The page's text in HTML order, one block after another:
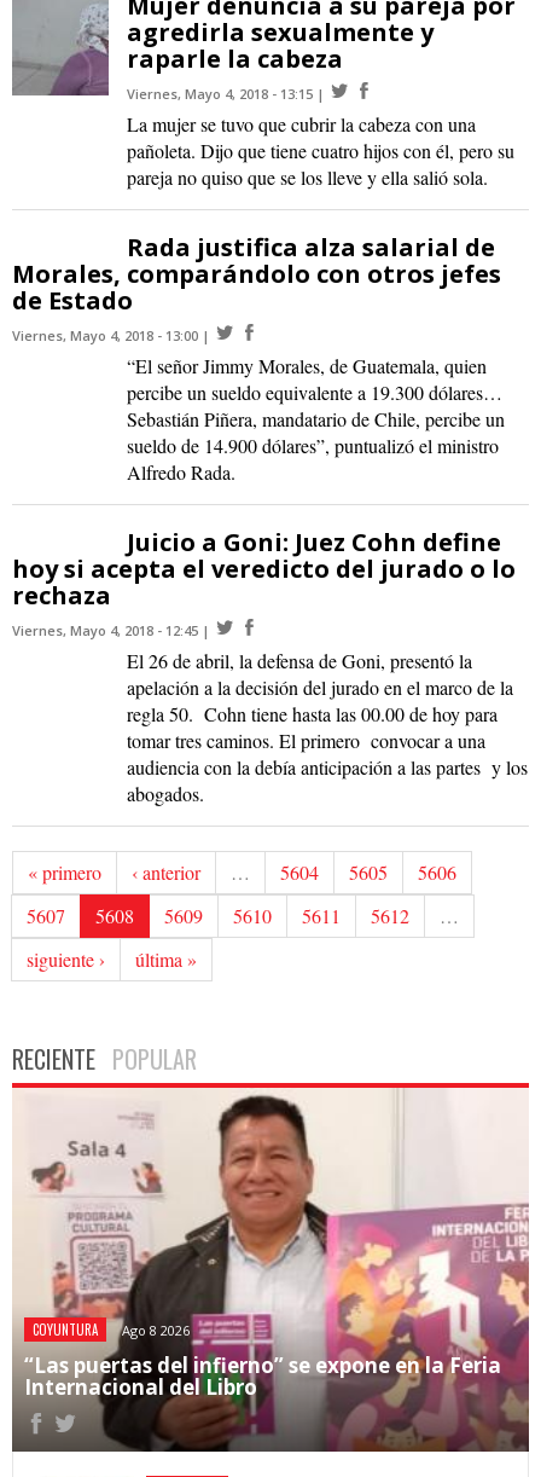
agredirla sexualmente y
raparle la cabeza
Viernes, Mayo 4, 2018 - 13:15
La mujer se tuvo que cubrir la cabeza con una
pañoleta. Dijo que tiene cuatro hijos con él, pero su
pareja no quiso que se los lleve y ella salió sola.
Rada justifica alza salarial de
Morales, comparándolo con otros jefes
de Estado
Viernes, Mayo 4, 2018 - 13:00
“El señor Jimmy Morales, de Guatemala, quien
percibe un sueldo equivalente a 19.300 dólares…
Sebastián Piñera, mandatario de Chile, percibe un
sueldo de 14.900 dólares”, puntualizó el ministro
Alfredo Rada.
Juicio a Goni: Juez Cohn define
hoy si acepta el veredicto del jurado o lo
rechaza
Viernes, Mayo 4, 2018 - 12:45
El 26 de abril, la defensa de Goni, presentó la
apelación a la decisión del jurado en el marco de la
regla 50. Cohn tiene hasta las 00.00 de hoy para
tomar tres caminos. El primero convocar a una
audiencia con la debía anticipación a las partes y los
abogados.
« primero ‹ anterior … 5604 5605
5606
5607
5608 5609 5610 5611 5612
…
siguiente ›
última »
RECIENTE POPULAR
COYUNTURA Ago 8 2026
“Las puertas del infierno” se expone en la Feria
Internacional del Libro